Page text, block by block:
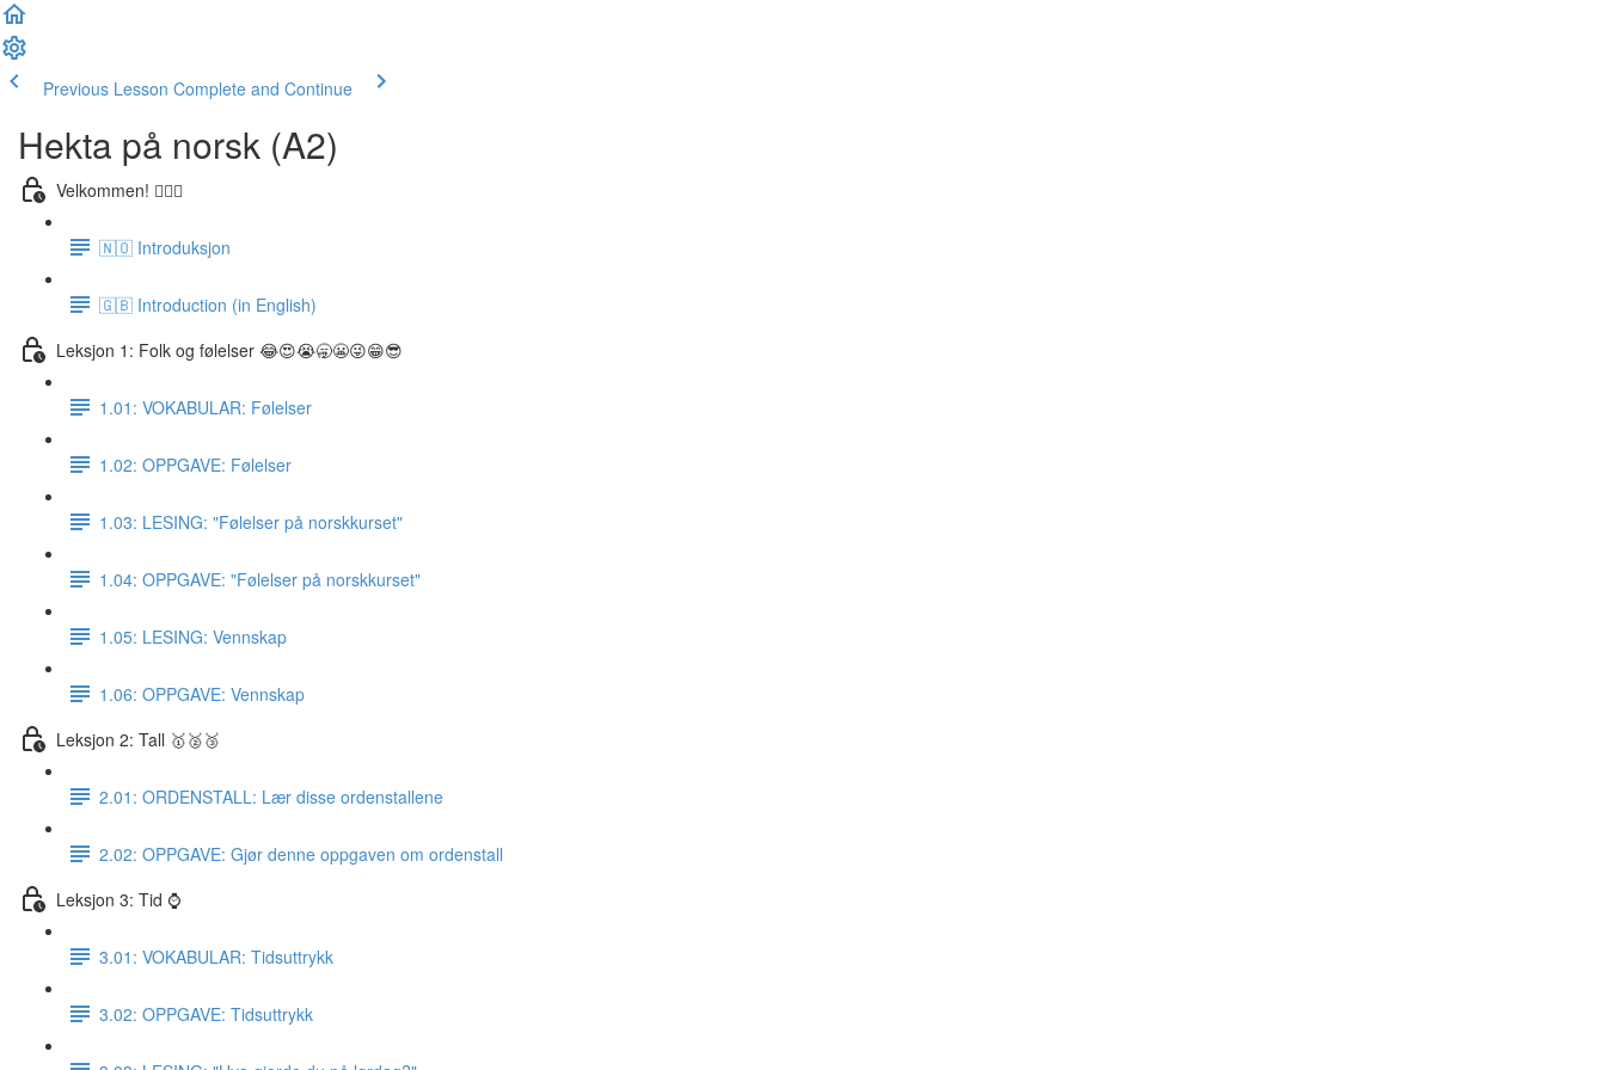
Previous Lesson Complete and Continue
Hekta på norsk (A2)
Velkommen! 🙋🏼‍♂️
🇳🇴 Introduksjon
🇬🇧 Introduction (in English)
Leksjon 1: Folk og følelser 😂😍😭🥱😬😜😁😎
1.01: VOKABULAR: Følelser
1.02: OPPGAVE: Følelser
1.03: LESING: "Følelser på norskkurset"
1.04: OPPGAVE: "Følelser på norskkurset"
1.05: LESING: Vennskap
1.06: OPPGAVE: Vennskap
Leksjon 2: Tall 🥇🥈🥉
2.01: ORDENSTALL: Lær disse ordenstallene
2.02: OPPGAVE: Gjør denne oppgaven om ordenstall
Leksjon 3: Tid ⌚️
3.01: VOKABULAR: Tidsuttrykk
3.02: OPPGAVE: Tidsuttrykk